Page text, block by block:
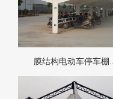
膜结构电动车停车棚...